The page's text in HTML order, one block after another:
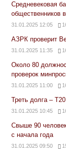
Средневековая
общественников
31.01.2025 12:05
АЗРК проверит
31.01.2025 11:35
Около 80
проверок
31.01.2025 11:00
Треть долга –
31.01.2025 10:45
Свыше 90
с начала года
31.01.2025 09:50